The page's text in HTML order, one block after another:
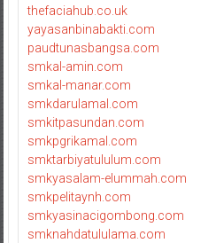
thefaciahub.co.uk
yayasanbinabakti.com
paudtunasbangsa.com
smkal-amin.com
smkal-manar.com
smkdarulamal.com
smkitpasundan.com
smkpgrikamal.com
smktarbiyatululum.com
smkyasalam-elummah.com
smkpelitaynh.com
smkyasinacigombong.com
smknahdatululama.com